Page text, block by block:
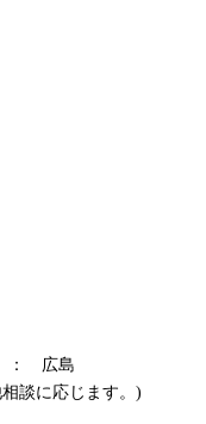
広島
に応じます。)